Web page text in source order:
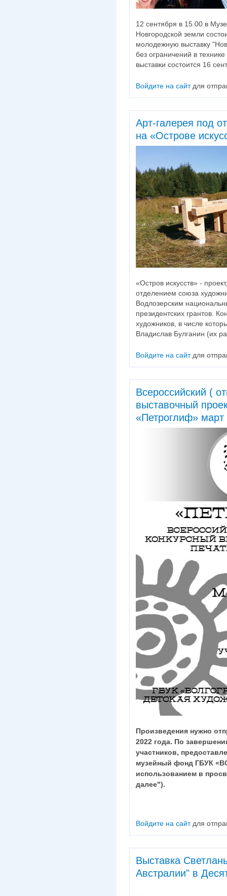
12 сентября в 15.00 в
Новгородской земли
молодежную выставку
без ограничений в
выставки состоится 16
Войдите на сайтдля
Арт-галерея под
на «Острове
«Остров искусств» -
отделением союза
Водлозерским
президентских грантов.
художников, в числе
Владислав Булганин (их
Войдите на сайтдля
Всероссийский (
выставочный
«Петроглиф» март
Произведения нужно
2022 года. По
участников,
музейный фонд ГБУК
использованием в
далее").
Войдите на сайтдля
Выставка
Австралии" в